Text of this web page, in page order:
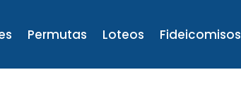
Permutas Loteos Fideicomisos